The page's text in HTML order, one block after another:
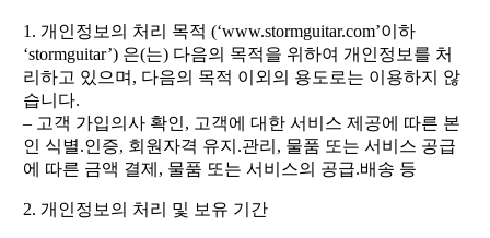
1. 개인정보의 처리 목적 (‘www.stormguitar.com’이하
‘stormguitar’) 은(는) 다음의 목적을 위하여 개인정보를 처
리하고 있으며, 다음의 목적 이외의 용도로는 이용하지 않
습니다.
– 고객 가입의사 확인, 고객에 대한 서비스 제공에 따른 본
인 식별.인증, 회원자격 유지.관리, 물품 또는 서비스 공급
에 따른 금액 결제, 물품 또는 서비스의 공급.배송 등
2. 개인정보의 처리 및 보유 기간